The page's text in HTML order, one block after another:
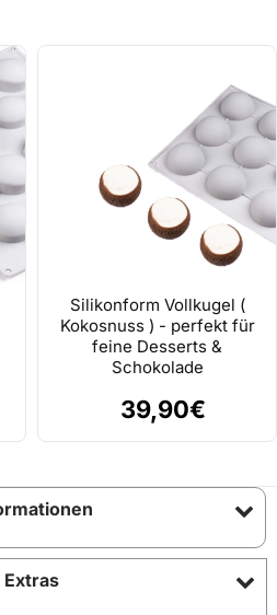
Silikonform Vollkugel (
Kokosnuss ) - perfekt für
feine Desserts &
Schokolade
39,90€
Extras